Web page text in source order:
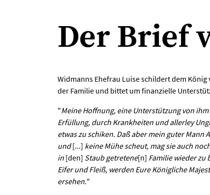
Der Brief
Widmanns Ehefrau Luise schildert dem
der Familie und bittet um finanzielle
"Meine Hoffnung, eine Unterstützung von
Erfüllung, durch Krankheiten und allerley
etwas zu schiken. Daß aber mein guter Mann
und[...] keine Mühe scheut, mag sie auch
in [den] Staub getretene[n] Familie wieder
Eifer und Fleiß, werden Eure Königliche
ersehen."